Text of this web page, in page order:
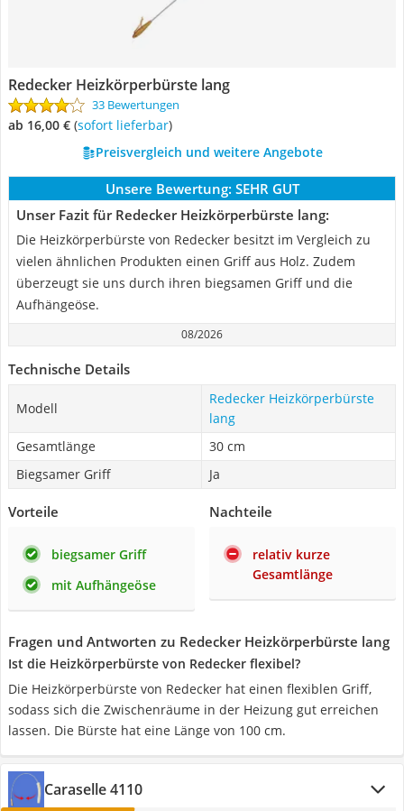
Redecker Heizkörperbürste lang
33 Bewertungen
ab 16,00 € ( Sofort lieferbar)
Preisvergleich und weitere Angebote
Unsere Bewertung: SEHR GUT
Unser Fazit für Redecker Heizkörperbürste lang:
Die Heizkörperbürste von Redecker besitzt im Vergleich zu
vielen ähnlichen Produkten einen Griff aus Holz. Zudem
überzeugt sie uns durch ihren biegsamen Griff und die
Aufhängeöse.
08/2026
Technische Details
Modell
Redecker Heizkörperbürste
lang
Gesamtlänge
30 cm
Biegsamer Griff
Ja
Vorteile
biegsamer Griff
mit Aufhängeöse
Nachteile
relativ kurze
Gesamtlänge
Fragen und Antworten zu Redecker Heizkörperbürste lang
Ist die Heizkörperbürste von Redecker flexibel?
Die Heizkörperbürste von Redecker hat einen flexiblen Griff,
sodass sich die Zwischenräume in der Heizung gut erreichen
lassen. Die Bürste hat eine Länge von 100 cm.
Caraselle 4110